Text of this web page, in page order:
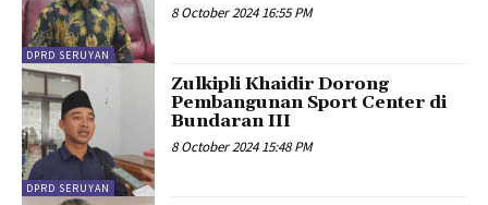
DPRD SERUYAN
8 October 2024 16:55 PM
DPRD SERUYAN
Zulkipli Khaidir Dorong
Pembangunan Sport Center di
Bundaran III
8 October 2024 15:48 PM